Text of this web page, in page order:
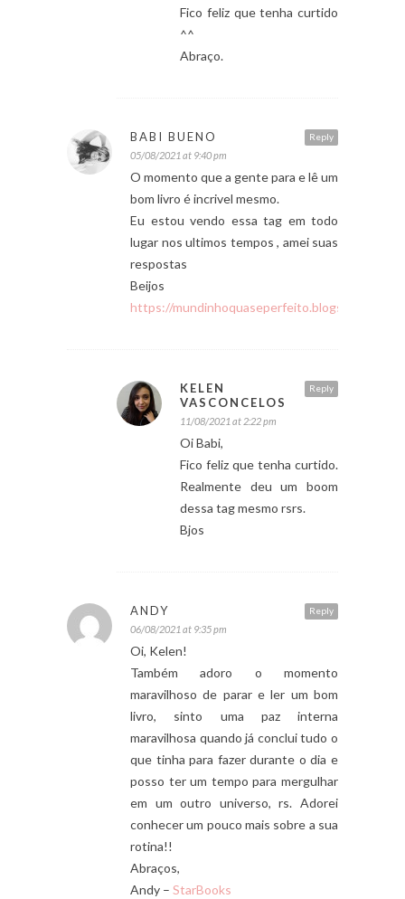
Fico feliz que tenha curtido
^^
Abraço.
Reply
BABI BUENO
05/08/2021 at 9:40 pm
O momento que a gente para e lê um
bom livro é incrivel mesmo.
Eu estou vendo essa tag em todo
lugar nos ultimos tempos , amei suas
respostas
Beijos
https://mundinhoquaseperfeito.blogspot.com
Reply
KELEN
VASCONCELOS
11/08/2021 at 2:22 pm
Oi Babi,
Fico feliz que tenha curtido.
Realmente deu um boom
dessa tag mesmo rsrs.
Bjos
Reply
ANDY
06/08/2021 at 9:35 pm
Oi, Kelen!
Também adoro o momento
maravilhoso de parar e ler um bom
livro, sinto uma paz interna
maravilhosa quando já conclui tudo o
que tinha para fazer durante o dia e
posso ter um tempo para mergulhar
em um outro universo, rs. Adorei
conhecer um pouco mais sobre a sua
rotina!!
Abraços,
Andy – StarBooks